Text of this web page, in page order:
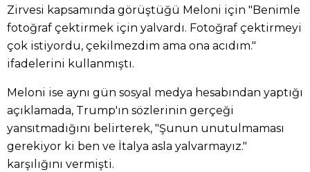
Zirvesi kapsamında görüştüğü Meloni için "Benimle
fotoğraf çektirmek için yalvardı. Fotoğraf çektirmeyi
çok istiyordu, çekilmezdim ama ona acıdım."
ifadelerini kullanmıştı.
Meloni ise aynı gün sosyal medya hesabından yaptığı
açıklamada, Trump'ın sözlerinin gerçeği
yansıtmadığını belirterek, "Şunun unutulmaması
gerekiyor ki ben ve İtalya asla yalvarmayız."
karşılığını vermişti.